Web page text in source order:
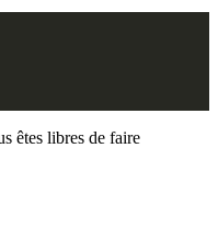
êtes libres de faire